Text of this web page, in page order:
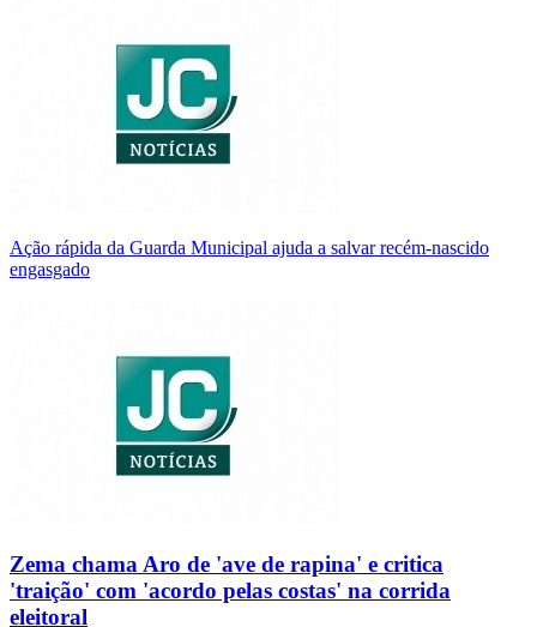
Ação rápida da Guarda Municipal ajuda a salvar recém-nascido
engasgado
Zema chama Aro de 'ave de rapina' e critica
'traição' com 'acordo pelas costas' na corrida
eleitoral